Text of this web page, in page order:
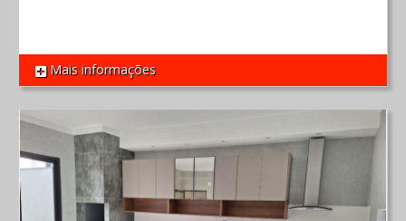
REF 1174
Mais informações